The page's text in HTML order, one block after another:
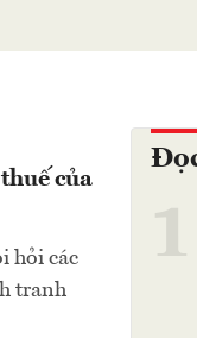
của
hỏi các
tranh